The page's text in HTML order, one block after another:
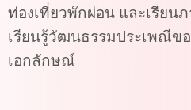
ท่องเที่ยวพักผ่อน และเรียน
เรียนรู้วัฒนธรรมประเพณีข
เอกลักษณ์